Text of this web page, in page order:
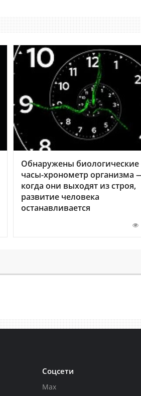
Обнаружены биологические
часы-хронометр организма
когда они выходят из строя,
развитие человека
останавливается
Соцсети
Max